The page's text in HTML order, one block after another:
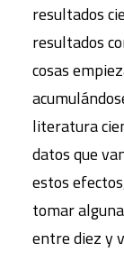
resultados
resultados
cosas
literatura
datos que
estos
tomar
entre diez y